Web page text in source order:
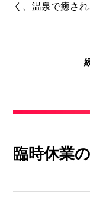
く、温泉で癒さ
臨時休業